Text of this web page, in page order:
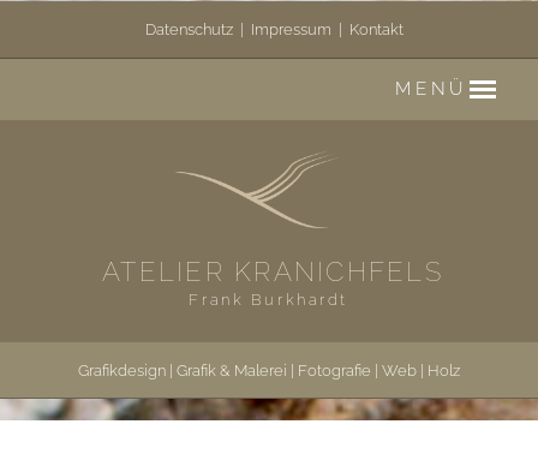
Datenschutz | Impressum | Kontakt
MENÜ
ATELIER KRANICHFELS
Frank Burkhardt
Grafikdesign | Grafik & Malerei | Fotografie | Web | Holz